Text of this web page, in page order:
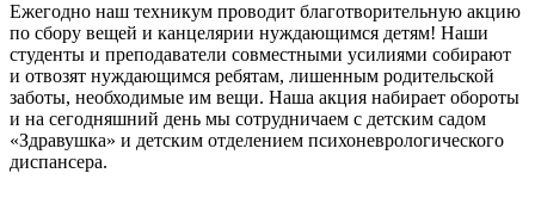
Ежегодно наш техникум проводит благотворительную акцию
по сбору вещей и канцелярии нуждающимся детям! Наши
студенты и преподаватели совместными усилиями собирают
и отвозят нуждающимся ребятам, лишенным родительской
заботы, необходимые им вещи. Наша акция набирает обороты
и на сегодняшний день мы сотрудничаем с детским садом
«Здравушка» и детским отделением психоневрологического
диспансера.